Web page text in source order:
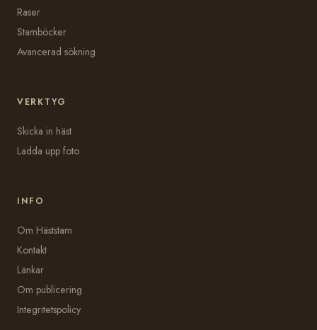
Raser
Stamböcker
Avancerad sökning
VERKTYG
Skicka in häst
Ladda upp foto
INFO
Om Häststam
Kontakt
Länkar
Om publicering
Integritetspolicy